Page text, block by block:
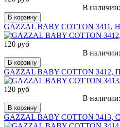
В
В корзину
GAZZAL BABY COTTON 3411,
120 руб
В
В корзину
GAZZAL BABY COTTON 3412,
120 руб
В
В корзину
GAZZAL BABY COTTON 3413,